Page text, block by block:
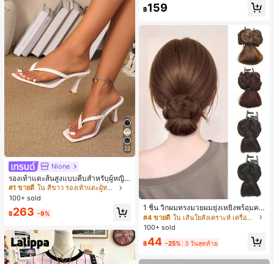
22
Nione
รองเท้าแตะส้นสูงแบบคีบสำหรับผู้หญิง
สไตล์คลาสสิก สีบล็อก สไตล์แฟรี่ฤดูร้อ
น ส้นเข็ม รองเท้าแตะแบบคีบ รองเท้าแ
ตะชายหาดแฟชั่นสายไขว้ รองเท้าผู้ห
ญิง สำหรับออฟฟิศ บ้าน กลางแจ้ง ดีไซ
น์หัวเหลี่ยม ชิคและหรูหรา สำหรับเดทไ
นท์
#1 ขายดี
ใน สีขาว รองเท้าแตะผู้หญิง
100+ sold
฿263 -9%
฿159
1 ชิ้น วิกผมทรงมวยผมยุ่งเหยิงพร้อมคลิ
ปหนีบผม, คลิปหนีบผมสังเคราะห์ที่ได้รั
บการอัปเกรดแฟชั่น, วิกผมเส้นใยทนคว
ช้งานง่ายโดยไม่ต้องใช้เครื่องมือ, เหมา
สมบูรณ์แบบสำหรับผู้หญิง คลิปหนีบผม
#4 ขายดี
ใน เส้นใยสังเคราะห์ เครื่องประดับผมผู้หญิง
100+ sold
฿44 -25% 3 วันสุดท้าย